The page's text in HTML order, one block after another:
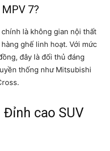
7?
là không gian nội thất
ghế linh hoạt. Với mức
đây là đối thủ đáng
thống như Mitsubishi
Đỉnh cao SUV